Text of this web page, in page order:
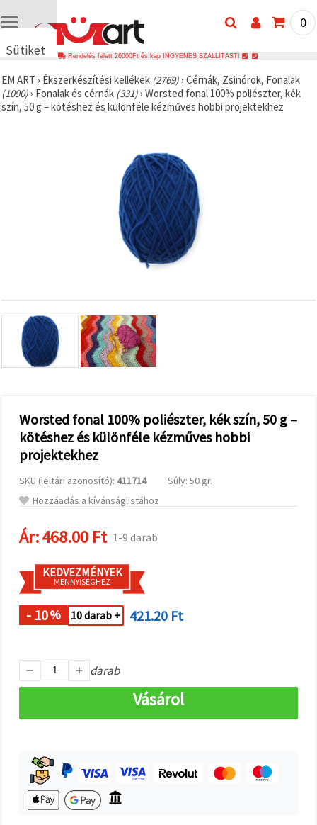
Sütiket
🍪 Cookie-
kat és
hasonló
a
valamint
relevánsabb
tartalmat
hirdetéseket
analitikai és
marketingpartnereink
segítségével
Az "Összes
elfogadása"
gombra
kattintva
elfogadhatja
sütit, vagy
megadhatja
preferenciáit
az adott
kiválasztásával
és a
kattintva.
Beállítások
0
Rendelés felett 26000Ft és kap INGYENES SZÁLLÍTÁST!
EM ART › Ékszerkészítési kellékek (2769)› Cérnák, Zsinórok, Fonalak
(1090)› Fonalak és cérnák (331)› Worsted fonal 100% poliészter, kék
szín, 50 g – kötéshez és különféle kézműves hobbi projektekhez
Worsted fonal 100% poliészter, kék szín, 50 g –
kötéshez és különféle kézműves hobbi
projektekhez
SKU (leltári azonosító): 411714
Súly: 50 gr.
Hozzáadás a kívánságlistához
Ár:468.00 Ft 1-9 darab
KEDVEZMÉNYEK
MENNYISÉGHEZ
- 10% 10 darab + 421.20 Ft
darab
Vásárol